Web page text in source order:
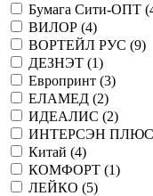
Бумага Сити-ОПТ (
ВИЛОР (4)
ВОРТЕЙЛ РУС (9)
ДЕЗНЭТ (1)
Европринт (3)
ЕЛАМЕД (2)
ИДЕАЛИС (2)
ИНТЕРСЭН
Китай (4)
КОМФОРТ (1)
ЛЕЙКО (5)